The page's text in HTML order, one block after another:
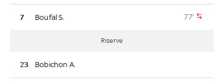
7 Boufal S. 77'
Riserve
23 Bobichon A.